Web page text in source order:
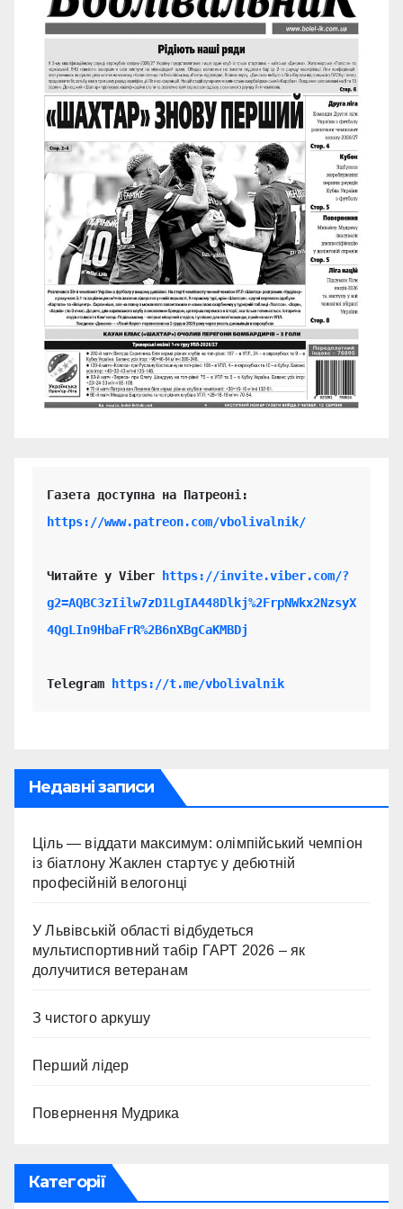
https://www.patreon.com/vbolivalnik/
Читайте у Viber
https://invite.viber.com/?
g2=AQBC3zIilw7zD1LgIA448Dlkj%2FrpNWkx2NzsyX
4QgLIn9HbaFrR%2B6nXBgCaKMBDj
Telegram https://t.me/vbolivalnik
Недавні записи
Ціль — віддати максимум: олімпійський чемпіон
із біатлону Жаклен стартує у дебютній
професійній велогонці
У Львівській області відбудеться
мультиспортивний табір ГАРТ 2026 – як
долучитися ветеранам
З чистого аркушу
Перший лідер
Повернення Мудрика
Категорії